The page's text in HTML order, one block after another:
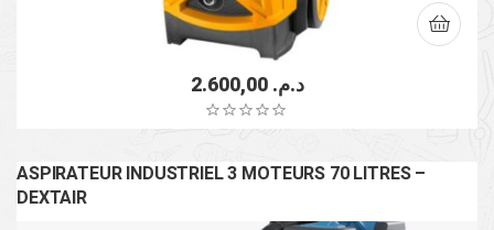
د.م.2.600,00
ASPIRATEUR INDUSTRIEL 3 MOTEURS 70 LITRES –
DEXTAIR